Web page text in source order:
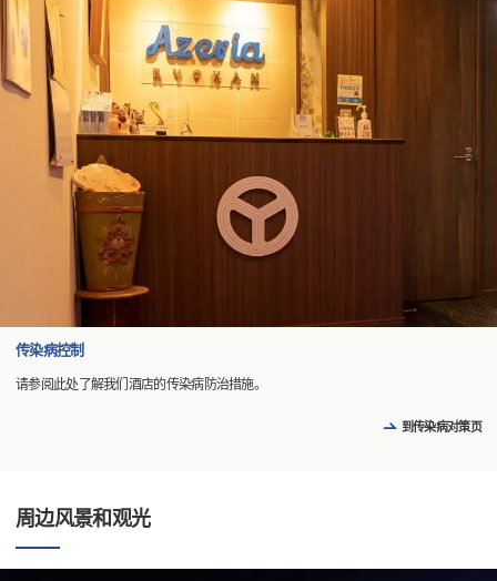
传染病控制
请参阅此处了解我们酒店的传染病防治措施。
到传染病对策页
周边风景和观光